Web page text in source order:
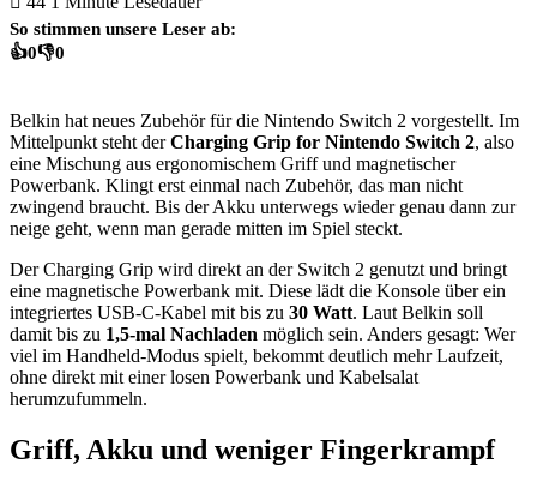
So stimmen unsere Leser ab:
👍0👎0
Belkin hat neues Zubehör für die Nintendo Switch 2 vorgestellt. Im
Mittelpunkt steht derCharging Grip for Nintendo Switch 2, also
eine Mischung aus ergonomischem Griff und magnetischer
Powerbank. Klingt erst einmal nach Zubehör, das man nicht
zwingend braucht. Bis der Akku unterwegs wieder genau dann zur
neige geht, wenn man gerade mitten im Spiel steckt.
Der Charging Grip wird direkt an der Switch 2 genutzt und bringt
eine magnetische Powerbank mit. Diese lädt die Konsole über ein
integriertes USB-C-Kabel mit bis zu 30 Watt. Laut Belkin soll
damit bis zu 1,5-mal Nachladen möglich sein. Anders gesagt: Wer
viel im Handheld-Modus spielt, bekommt deutlich mehr Laufzeit,
ohne direkt mit einer losen Powerbank und Kabelsalat
herumzufummeln.
Griff, Akku und weniger Fingerkrampf